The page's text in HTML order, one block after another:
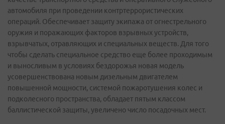
автомобиля при проведении контртеррористических
операций. Обеспечивает защиту экипажа от огнестрельного
оружия и поражающих факторов взрывных устройств,
взрывчатых, отравляющих и специальных веществ. Для того
чтобы сделать специальное средство еще более проходимым
и выносливым в условиях бездорожья новая модель
усовершенствована новым дизельным двигателем
повышенной мощности, системой пожаротушения колес и
подколесного пространства, обладает пятым классом
баллистической защиты, увеличено число посадочных мест.